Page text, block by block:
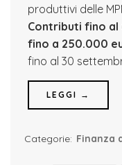
produttivi delle
Contributi fino al
fino a 250.000
fino al 30
LEGGI →
Categorie: Finanza